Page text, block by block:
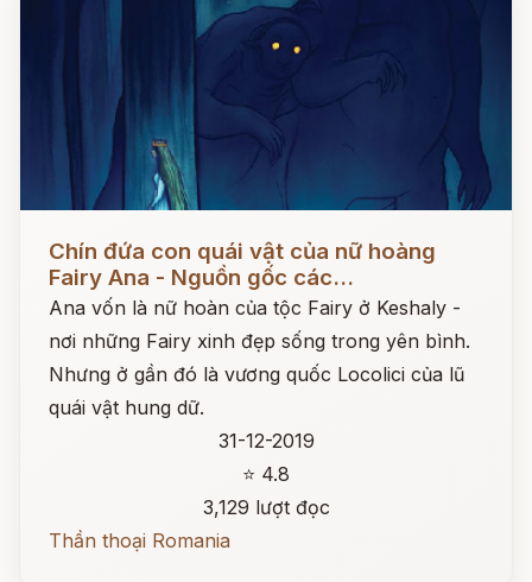
Chín đứa con quái vật của nữ hoàng
Fairy Ana - Nguồn gốc các...
Ana vốn là nữ hoàn của tộc Fairy ở Keshaly -
nơi những Fairy xinh đẹp sống trong yên bình.
Nhưng ở gần đó là vương quốc Locolici của lũ
quái vật hung dữ.
31-12-2019
⭐ 4.8
3,129 lượt đọc
Thần thoại Romania